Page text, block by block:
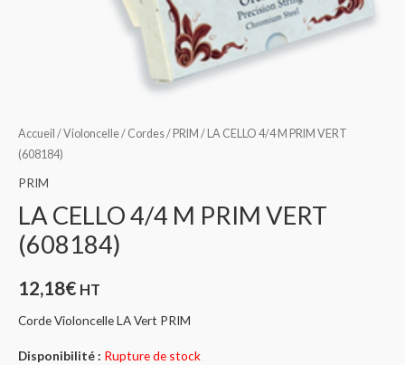
Accueil /Violoncelle/ Cordes/ PRIM / LA CELLO 4/4 M PRIM VERT
(608184)
PRIM
LA CELLO 4/4 M PRIM VERT
(608184)
12,18€ HT
Corde Violoncelle LA Vert PRIM
Disponibilité : Rupture de stock